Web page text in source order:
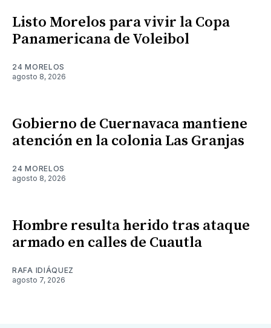
Listo Morelos para vivir la Copa
Panamericana de Voleibol
24 MORELOS
agosto 8, 2026
Gobierno de Cuernavaca mantiene
atención en la colonia Las Granjas
24 MORELOS
agosto 8, 2026
Hombre resulta herido tras ataque
armado en calles de Cuautla
RAFA IDIÁQUEZ
agosto 7, 2026